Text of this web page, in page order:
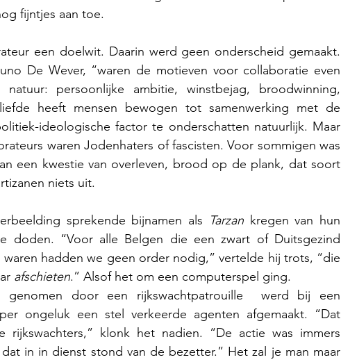
fijntjes aan toe.
een doelwit. Daarin werd geen onderscheid gemaakt.
De Wever, “waren de motieven voor collaboratie even
persoonlijke ambitie, winstbejag, broodwinning,
heeft mensen bewogen tot samenwerking met de
ideologische factor te onderschatten natuurlijk. Maar
waren Jodenhaters of fascisten. Voor sommigen was
een kwestie van overleven, brood op de plank, dat soort
niets uit.
sprekende bijnamen als Tarzan kregen van hun
doden. “Voor alle Belgen die een zwart of Duitsgezind
hadden we geen order nodig,” vertelde hij trots, “die
afschieten.” Alsof het om een computerspel ging.
genomen door een rijkswachtpatrouille  werd bij een
ongeluk een stel verkeerde agenten afgemaakt. “Dat
rijkswachters,” klonk het nadien. “De actie was immers
in in dienst stond van de bezetter.” Het zal je man maar